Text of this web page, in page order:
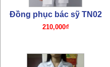
Đồng phục bác sỹ TN02
210,000₫